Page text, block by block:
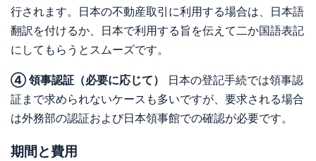
行されます。日本の不動産取引に利用する場合は、日本語
翻訳を付けるか、日本で利用する旨を伝えて二か国語表記
にしてもらうとスムーズです。
④ 領事認証（必要に応じて）
日本の登記手続では領事認
証まで求められないケースも多いですが、要求される場合
は外務部の認証および日本領事館での確認が必要です。
期間と費用